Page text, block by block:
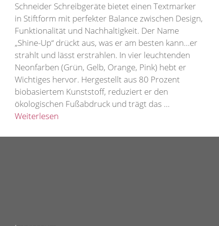
Schneider Schreibgeräte bietet einen Textmarker
in Stiftform mit perfekter Balance zwischen Design,
Funktionalität und Nachhaltigkeit. Der Name
„Shine-Up“ drückt aus, was er am besten kann…er
strahlt und lässt erstrahlen. In vier leuchtenden
Neonfarben (Grün, Gelb, Orange, Pink) hebt er
Wichtiges hervor. Hergestellt aus 80 Prozent
biobasiertem Kunststoff, reduziert er den
ökologischen Fußabdruck und trägt das …
Weiterlesen